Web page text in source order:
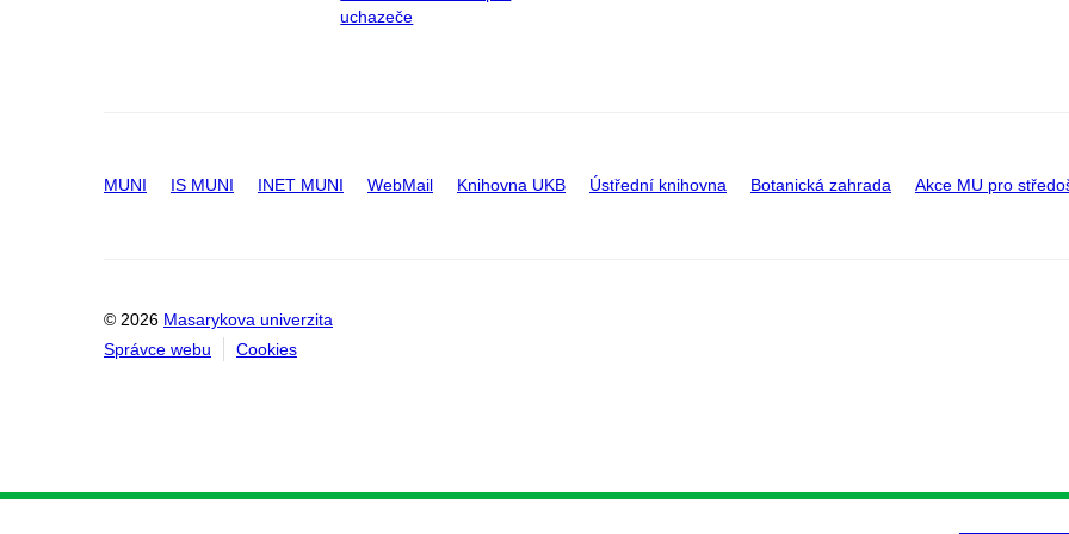
uchazeče
MUNI IS MUNI INET MUNI WebMail Knihovna UKB Ústřední knihovna Botanická zahrada Akce MU pro
© 2026 Masarykova univerzita
Správce webu
Cookies